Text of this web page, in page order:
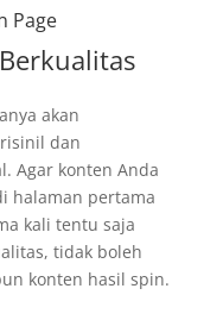
Page
akan
dan
Agar konten Anda
halaman pertama
kali tentu saja
tidak boleh
konten hasil spin.